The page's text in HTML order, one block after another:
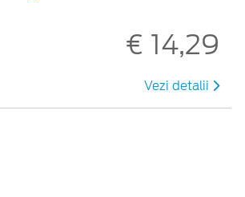
€ 14,29
Vezi detalii